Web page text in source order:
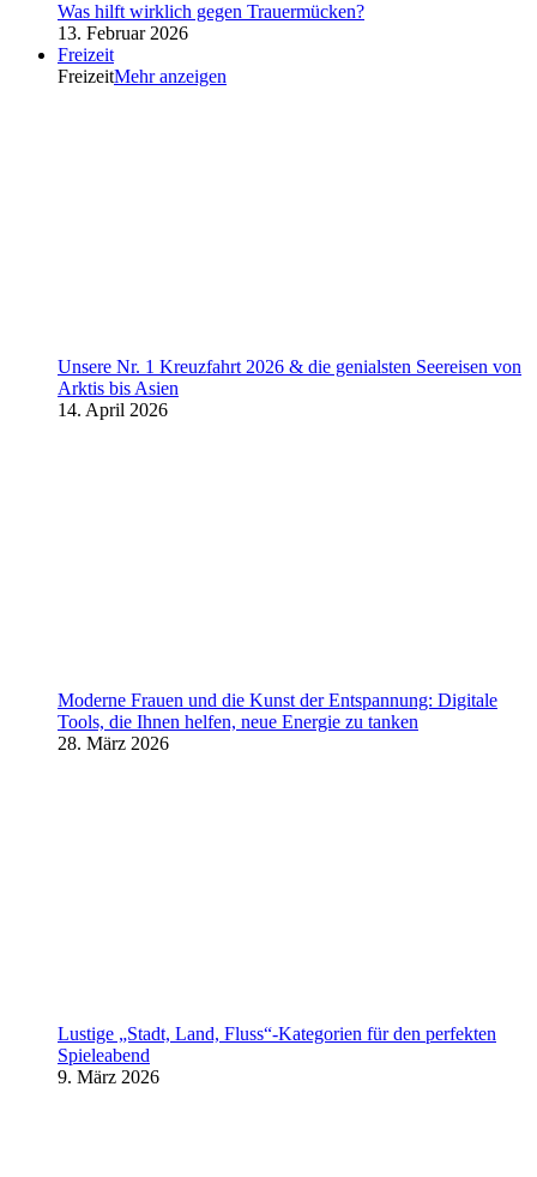
Was hilft wirklich gegen Trauermücken?
13. Februar 2026
Freizeit
FreizeitMehr anzeigen
Unsere Nr. 1 Kreuzfahrt 2026 & die genialsten Seereisen von
Arktis bis Asien
14. April 2026
Moderne Frauen und die Kunst der Entspannung: Digitale
Tools, die Ihnen helfen, neue Energie zu tanken
28. März 2026
Lustige „Stadt, Land, Fluss“-Kategorien für den perfekten
Spieleabend
9. März 2026